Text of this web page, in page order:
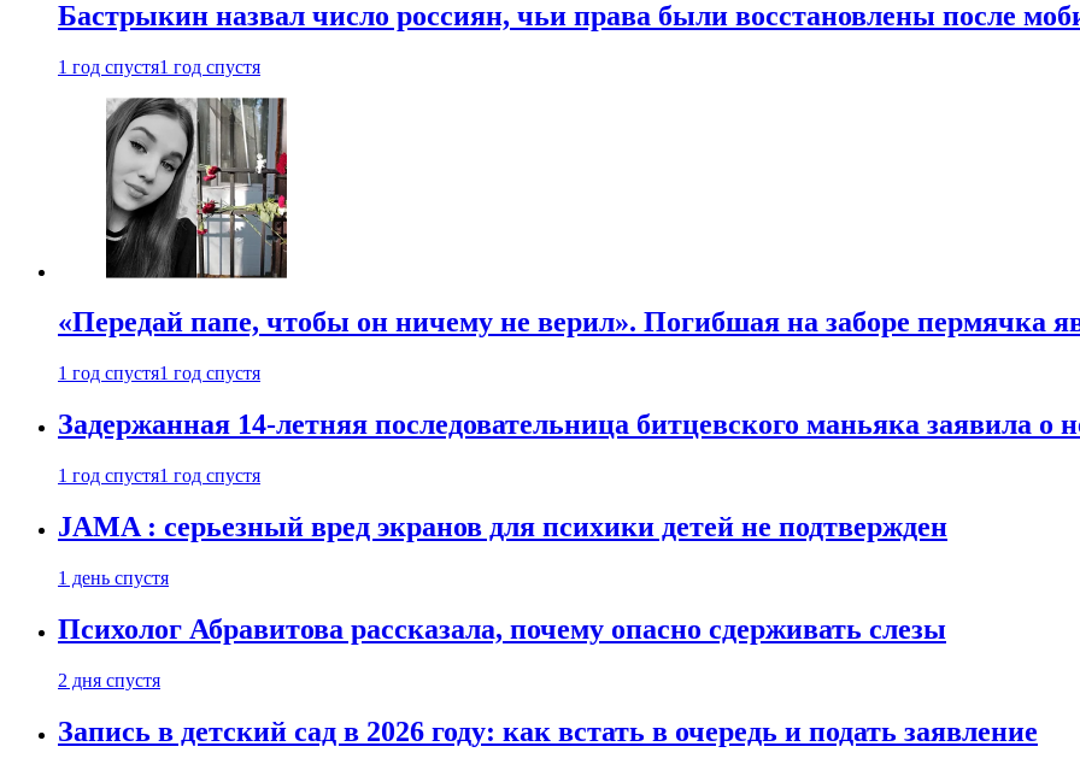
Бастрыкин назвал число россиян, чьи права были восстановлены после
1 год спустя1 год спустя
«Передай папе, чтобы он ничему не верил». Погибшая на заборе пермячка
1 год спустя1 год спустя
Задержанная 14-летняя последовательница битцевского маньяка заявила о
1 год спустя1 год спустя
JAMA : серьезный вред экранов для психики детей не подтвержден
1 день спустя
Психолог Абравитова рассказала, почему опасно сдерживать слезы
2 дня спустя
Запись в детский сад в 2026 году: как встать в очередь и подать заявление